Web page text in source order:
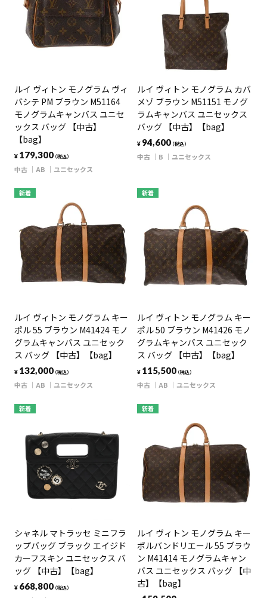
ルイ ヴィトン モノグラム ヴィ
バシテ PM ブラウン M51164
モノグラムキャンバス ユニセ
ックス バッグ 【中古】
【bag】
¥ 179,300（税込）
中古 AB ユニセックス
ルイ ヴィトン モノグラム カバ
メゾ ブラウン M51151 モノグ
ラムキャンバス ユニセックス
バッグ 【中古】【bag】
¥ 94,600（税込）
中古 B ユニセックス
新着
ルイ ヴィトン モノグラム キー
ポル 55 ブラウン M41424 モノ
グラムキャンバス ユニセック
ス バッグ 【中古】【bag】
¥ 132,000（税込）
中古 AB ユニセックス
新着
ルイ ヴィトン モノグラム キー
ポル 50 ブラウン M41426 モノ
グラムキャンバス ユニセック
ス バッグ 【中古】【bag】
¥ 115,500（税込）
中古 AB ユニセックス
新着
シャネル マトラッセ ミニフラ
ップバッグ ブラック エイジド
カーフスキン ユニセックス バ
ッグ 【中古】【bag】
¥ 668,800（税込）
新着
ルイ ヴィトン モノグラム キー
ポルバンドリエール 55 ブラウ
ン M41414 モノグラムキャン
バス ユニセックス バッグ 【中
古】【bag】